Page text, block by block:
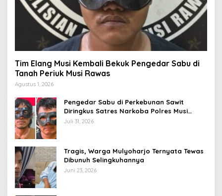
Tim Elang Musi Kembali Bekuk Pengedar Sabu di
Tanah Periuk Musi Rawas
Agustus 1, 2026
Pengedar Sabu di Perkebunan Sawit
Diringkus Satres Narkoba Polres Musi
Rawas
Juli 31, 2026
Tragis, Warga Mulyoharjo Ternyata Tewas
Dibunuh Selingkuhannya
Juni 23, 2026